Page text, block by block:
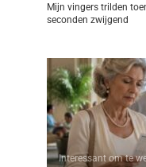
Mijn vingers trilden
seconden zwijgend
Interessant om te